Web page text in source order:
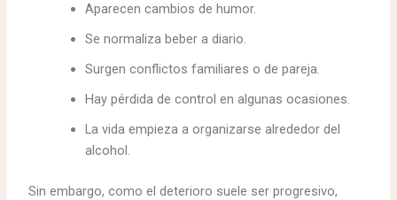
Aparecen cambios de humor.
Se normaliza beber a diario.
Surgen conflictos familiares o de pareja.
Hay pérdida de control en algunas ocasiones.
La vida empieza a organizarse alrededor del
alcohol.
Sin embargo, como el deterioro suele ser progresivo,